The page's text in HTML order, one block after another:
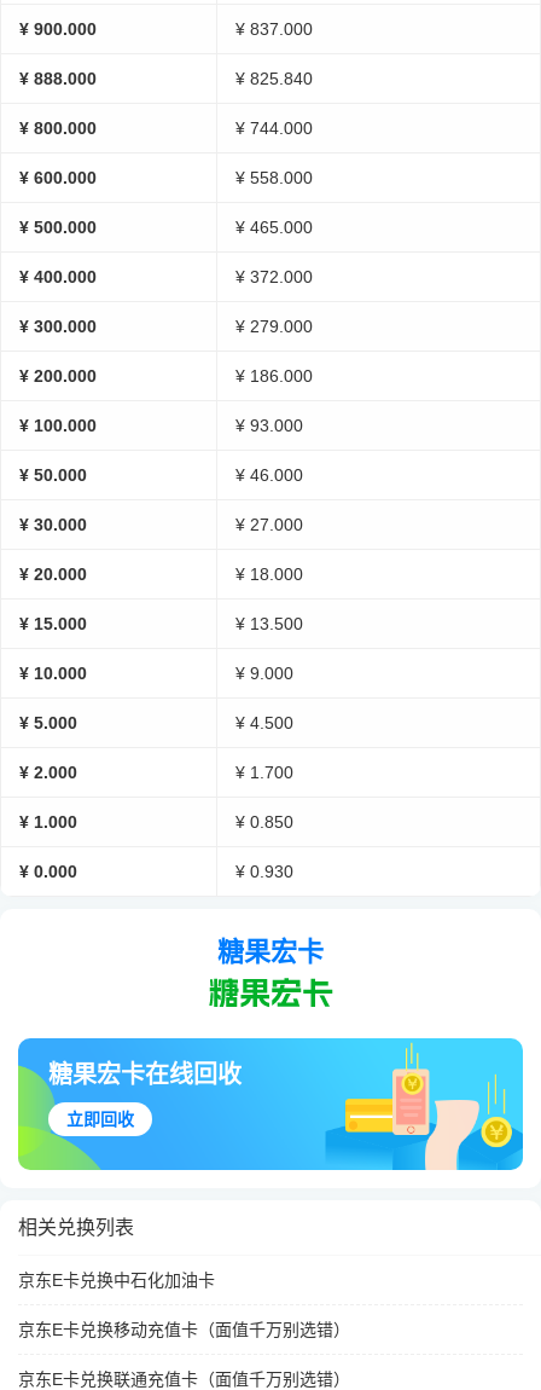
¥ 900.000 ¥ 837.000
¥ 888.000 ¥ 825.840
¥ 800.000 ¥ 744.000
¥ 600.000 ¥ 558.000
¥ 500.000 ¥ 465.000
¥ 400.000 ¥ 372.000
¥ 300.000 ¥ 279.000
¥ 200.000 ¥ 186.000
¥ 100.000 ¥ 93.000
¥ 50.000 ¥ 46.000
¥ 30.000 ¥ 27.000
¥ 20.000 ¥ 18.000
¥ 15.000 ¥ 13.500
¥ 10.000 ¥ 9.000
¥ 5.000 ¥ 4.500
¥ 2.000 ¥ 1.700
¥ 1.000 ¥ 0.850
¥ 0.000 ¥ 0.930
糖果宏卡
糖果宏卡在线回收
立即回收
相关兑换列表
京东E卡兑换中石化加油卡
京东E卡兑换移动充值卡（面值千万别选错）
京东E卡兑换联通充值卡（面值千万别选错）